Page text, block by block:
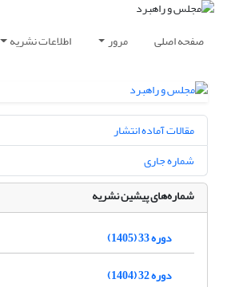
صفحه اصلی مرور اطلاعات نشریه
مقالات آماده انتشار
شماره جاری
شماره‌های پیشین نشریه
دوره 33 (1405)
دوره 32 (1404)